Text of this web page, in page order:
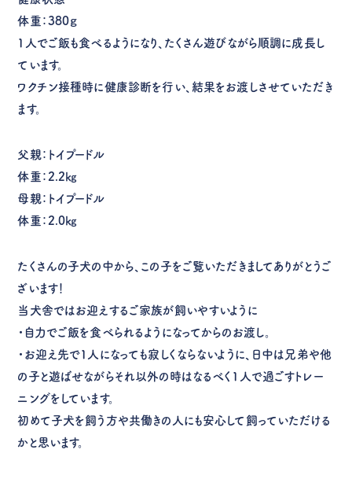
体重：380ｇ
1人でご飯も食べるようになり、たくさん遊びながら順調に成長し
ています。
ワクチン接種時に健康診断を行い、結果をお渡しさせていただき
ます。
父親：トイプードル
体重：2.2㎏
母親：トイプードル
体重：2.0㎏
たくさんの子犬の中から、この子をご覧いただきましてありがとうご
ざいます！
当犬舎ではお迎えするご家族が飼いやすいように
・自力でご飯を食べられるようになってからのお渡し。
・お迎え先で1人になっても寂しくならないように、日中は兄弟や他
の子と遊ばせながらそれ以外の時はなるべく1人で過ごすトレー
ニングをしています。
初めて子犬を飼う方や共働きの人にも安心して飼っていただける
かと思います。